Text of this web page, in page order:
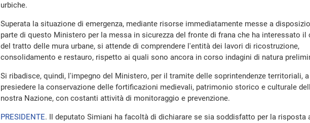
urbiche.
Superata la situazione di emergenza, mediante risorse immediatamente messe a
parte di questo Ministero per la messa in sicurezza del fronte di frana che ha interessato il
del tratto delle mura urbane, si attende di comprendere l'entità dei lavori di ricostruzione,
consolidamento e restauro, rispetto ai quali sono ancora in corso indagini di natura
Si ribadisce, quindi, l'impegno del Ministero, per il tramite delle soprintendenze territoriali, a
presiedere la conservazione delle fortificazioni medievali, patrimonio storico e culturale
nostra Nazione, con costanti attività di monitoraggio e prevenzione.
PRESIDENTE. Il deputato Simiani ha facoltà di dichiarare se sia soddisfatto per la risposta